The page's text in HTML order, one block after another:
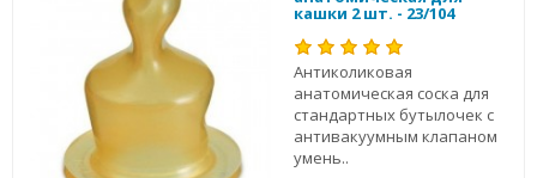
кашки 2 шт. - 23/104
Антиколиковая
анатомическая соска для
стандартных бутылочек с
антивакуумным клапаном
умень..